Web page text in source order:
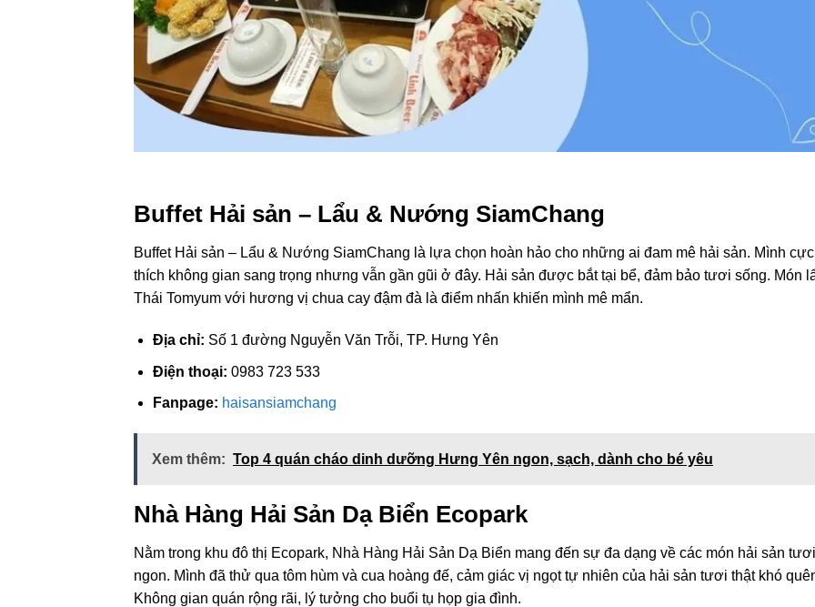
Buffet Hải sản – Lẩu & Nướng SiamChang
Buffet Hải sản – Lẩu & Nướng SiamChang là lựa chọn hoàn hảo cho những ai đam mê hải sản. Mình cực
thích không gian sang trọng nhưng vẫn gần gũi ở đây. Hải sản được bắt tại bể, đảm bảo tươi sống. Món
Thái Tomyum với hương vị chua cay đậm đà là điểm nhấn khiến mình mê mẩn.
Địa chỉ: Số 1 đường Nguyễn Văn Trỗi, TP. Hưng Yên
Điện thoại: 0983 723 533
Fanpage: haisansiamchang
Xem thêm: Top 4 quán cháo dinh dưỡng Hưng Yên ngon, sạch, dành cho bé yêu
Nhà Hàng Hải Sản Dạ Biển Ecopark
Nằm trong khu đô thị Ecopark, Nhà Hàng Hải Sản Dạ Biển mang đến sự đa dạng về các món hải sản tươi
ngon. Mình đã thử qua tôm hùm và cua hoàng đế, cảm giác vị ngọt tự nhiên của hải sản tươi thật khó
Không gian quán rộng rãi, lý tưởng cho buổi tụ họp gia đình.